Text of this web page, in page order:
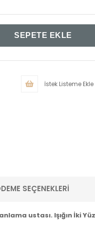
İstek Listeme Ekle
SEÇENEKLERI
ustası. Işığın İki